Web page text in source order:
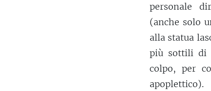
personale
(anche solo
alla statua
più sottili di
colpo, per
apoplettico).